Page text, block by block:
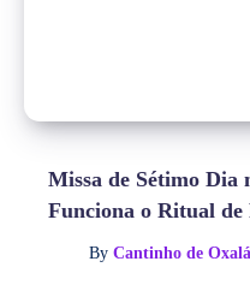
Missa de Sétimo Dia
Funciona o Ritual de
By Cantinho de Oxalá